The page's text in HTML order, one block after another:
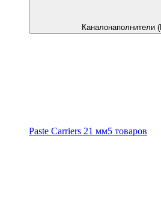
Каналонаполнители
Paste Carriers 21 мм5 товаров